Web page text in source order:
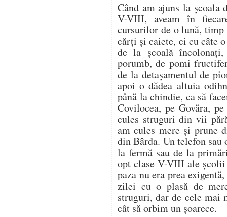
Când am ajuns la școala
V-VIII, aveam în
cursurilor de o lună, timp
cărți și caiete, ci cu câte
de la școală
porumb, de pomi
de la detașamentul de
apoi o dădea altuia
până la chindie, ca să
Covilocea, pe Govăra,
cules struguri din vii
am cules mere și prune
din Bârda. Un telefon sau
la fermă sau de la
opt clase V-VIII ale școlii
paza nu era prea
zilei cu o plasă de
struguri, dar de cele mai
cât să orbim un șoarece.